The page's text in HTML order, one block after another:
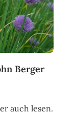
Berger
auch lesen.